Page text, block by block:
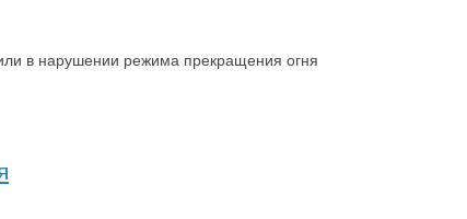
в нарушении режима прекращения огня